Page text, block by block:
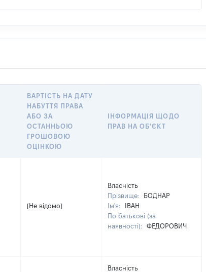
ВАРТІСТЬ НА ДАТУ
НАБУТТЯ ПРАВА
АБО ЗА
ОСТАННЬОЮ
ГРОШОВОЮ
ОЦІНКОЮ
ІНФОРМАЦІЯ ЩОДО
ПРАВ НА ОБ'ЄКТ
[Не відомо]
Власність
Прізвище:
БОДНАР
Ім'я:
ІВАН
По батькові (за
наявності):
ФЕДОРОВИЧ
Власність